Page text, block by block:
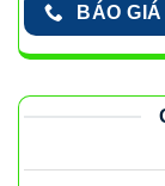
BÁO